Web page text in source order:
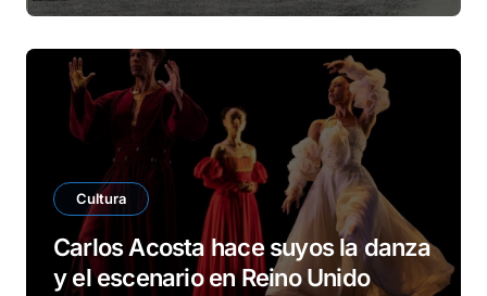
Cultura
Carlos Acosta hace suyos la danza
y el escenario en Reino Unido